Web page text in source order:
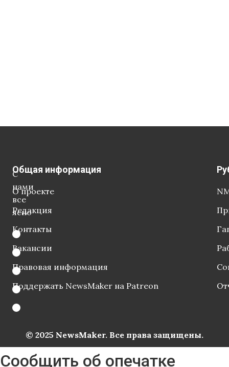
С
нами
все
ясно
Общая информация
О проекте
Редакция
Контакты
Вакансии
Правовая информация
Поддержать NewsMaker на Patreon
© 2025 NewsMaker. Все права защищены.
Сообщить об опечатке